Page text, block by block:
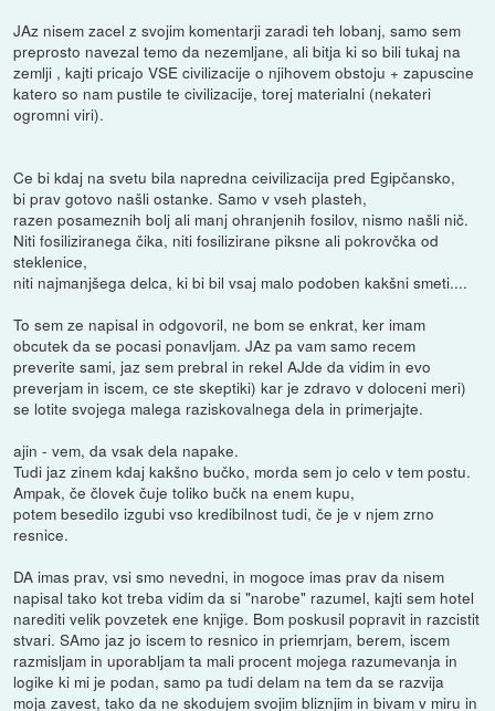
JAz nisem zacel z svojim komentarji zaradi teh lobanj, samo sem
preprosto navezal temo da nezemljane, ali bitja ki so bili tukaj na
zemlji , kajti pricajo VSE civilizacije o njihovem obstoju + zapuscine
katero so nam pustile te civilizacije, torej materialni (nekateri
ogromni viri).
Ce bi kdaj na svetu bila napredna ceivilizacija pred Egipčansko,
bi prav gotovo našli ostanke. Samo v vseh plasteh,
razen posameznih bolj ali manj ohranjenih fosilov, nismo našli nič.
Niti fosiliziranega čika, niti fosilizirane piksne ali pokrovčka od
steklenice,
niti najmanjšega delca, ki bi bil vsaj malo podoben kakšni smeti....
To sem ze napisal in odgovoril, ne bom se enkrat, ker imam
obcutek da se pocasi ponavljam. JAz pa vam samo recem
preverite sami, jaz sem prebral in rekel AJde da vidim in evo
preverjam in iscem, ce ste skeptiki) kar je zdravo v doloceni meri)
se lotite svojega malega raziskovalnega dela in primerjajte.
ajin - vem, da vsak dela napake.
Tudi jaz zinem kdaj kakšno bučko, morda sem jo celo v tem postu.
Ampak, če človek čuje toliko bučk na enem kupu,
potem besedilo izgubi vso kredibilnost tudi, če je v njem zrno
resnice.
DA imas prav, vsi smo nevedni, in mogoce imas prav da nisem
napisal tako kot treba vidim da si "narobe" razumel, kajti sem hotel
narediti velik povzetek ene knjige. Bom poskusil popravit in razcistit
stvari. SAmo jaz jo iscem to resnico in priemrjam, berem, iscem
razmisljam in uporabljam ta mali procent mojega razumevanja in
logike ki mi je podan, samo pa tudi delam na tem da se razvija
moja zavest, tako da ne skodujem svojim bliznjim in bivam v miru in